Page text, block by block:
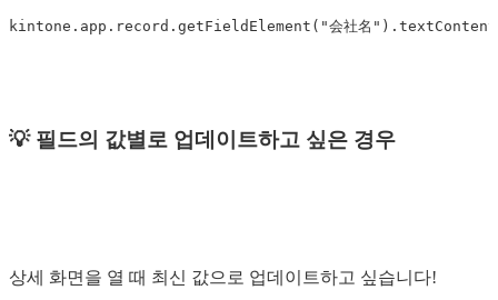
kintone . app . record . getFieldElement ( "会社名 " ). textContent
💡 필드의 값별로 업데이트하고 싶은 경우
상세 화면을 열 때 최신 값으로 업데이트하고 싶습니다!